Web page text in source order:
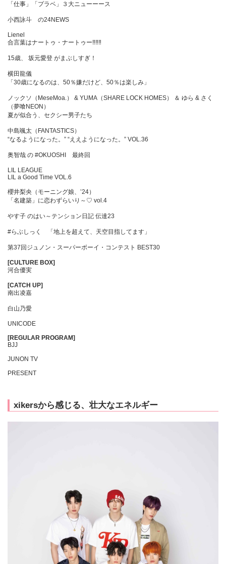
「仕事」「プラベ」３大ニューーース
小西詠斗 の24NEWS
Lienel
合言葉はナートゥ・ナートゥー‼‼‼
15歳、 坂元愛登 がまぶしすぎ！
横田龍儀
「30歳になるのは、50％嫌だけど、50％は楽しみ」
ノックソ（MeseMoa.） & YUMA（SHARE LOCK HOMES） ＆ ゆら & さく
（夢喰NEON）
夏が似合う、セクシー男子たち
中島颯太（FANTASTICS）
“なるようになった。” “ええようになった。” VOL.36
奥智哉 の #OKUOSHI 最終回
LIL LEAGUE
LIL a Good Time VOL.6
櫻井梨央（モーニング娘、’24）
「名建築」に恋わずらいり～♡ vol.4
やす子 のはい～テンション日記 伝達23
#らぶしっく 「地上を超えて、天空目指してます」
第37回ジュノン・スーパーボーイ・コンテスト BEST30
[CULTURE BOX]
河合優実
[CATCH UP]
南出凌嘉
白山乃愛
UNICODE
[REGULAR PROGRAM]
BJJ
JUNON TV
PRESENT
xikersから感じる、壮大なエネルギー